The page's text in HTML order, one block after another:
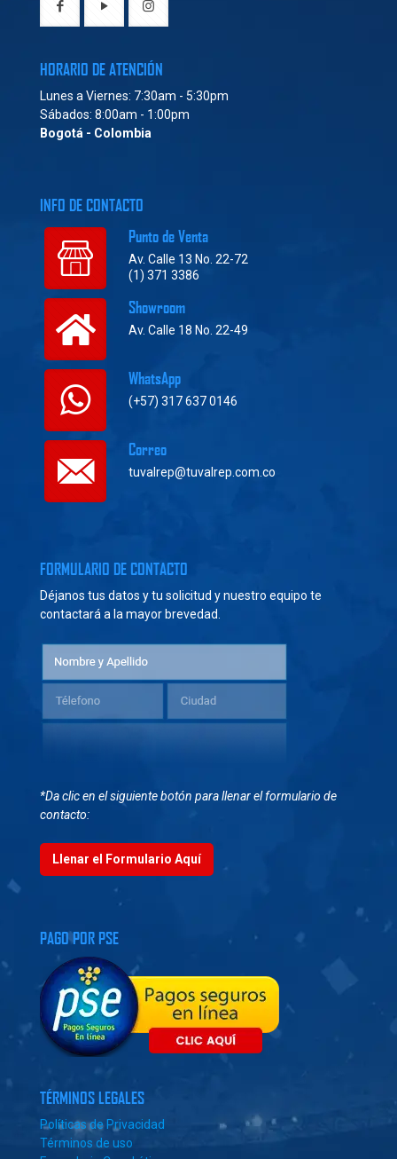
HORARIO DE ATENCIÓN
Lunes a Viernes: 7:30am - 5:30pm
Sábados: 8:00am - 1:00pm
Bogotá - Colombia
INFO DE CONTACTO
Punto de Venta
Av. Calle 13 No. 22-72
(1) 371 3386
Showroom
Av. Calle 18 No. 22-49
WhatsApp
(+57) 317 637 0146
Correo
tuvalrep@tuvalrep.com.co
FORMULARIO DE CONTACTO
Déjanos tus datos y tu solicitud y nuestro equipo te
contactará a la mayor brevedad.
*Da clic en el siguiente botón para llenar el formulario de
contacto:
Llenar el Formulario Aquí
PAGO POR PSE
TÉRMINOS LEGALES
Políticas de Privacidad
Términos de uso